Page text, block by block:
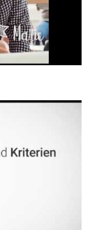
Tirol 6134
(w/m/d)